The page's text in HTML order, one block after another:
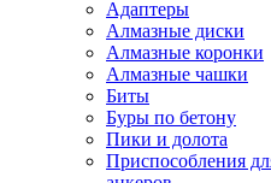
Адаптеры
Алмазные диски
Алмазные коронки
Алмазные чашки
Биты
Буры по бетону
Пики и долота
Приспособления